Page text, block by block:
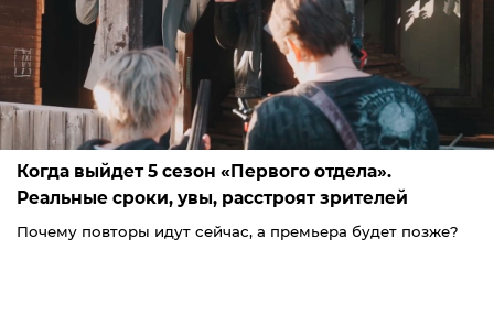
Когда выйдет 5 сезон «Первого отдела».
Реальные сроки, увы, расстроят зрителей
Почему повторы идут сейчас, а премьера будет позже?